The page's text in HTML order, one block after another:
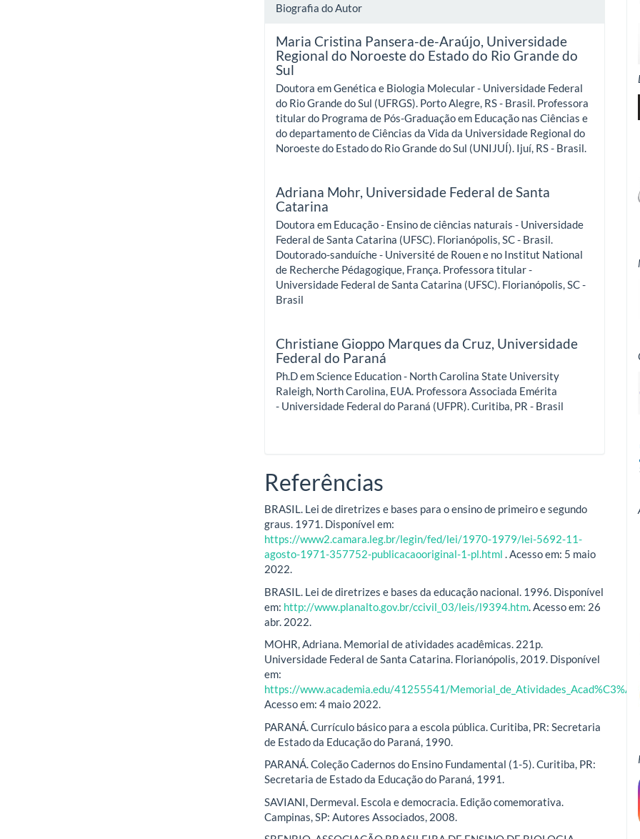
Biografia do Autor
Maria Cristina Pansera-de-Araújo, Universidade
Regional do Noroeste do Estado do Rio Grande do
Sul
Doutora em Genética e Biologia Molecular - Universidade Federal
do Rio Grande do Sul (UFRGS). Porto Alegre, RS - Brasil. Professora
titular do Programa de Pós-Graduação em Educação nas Ciências e
do departamento de Ciências da Vida da Universidade Regional do
Noroeste do Estado do Rio Grande do Sul (UNIJUÍ). Ijuí, RS - Brasil.
Adriana Mohr, Universidade Federal de Santa
Catarina
Doutora em Educação - Ensino de ciências naturais - Universidade
Federal de Santa Catarina (UFSC). Florianópolis, SC - Brasil.
Doutorado-sanduíche - Université de Rouen e no Institut National
de Recherche Pédagogique, França. Professora titular -
Universidade Federal de Santa Catarina (UFSC). Florianópolis, SC -
Brasil
Christiane Gioppo Marques da Cruz, Universidade
Federal do Paraná
Ph.D em Science Education - North Carolina State University
Raleigh, North Carolina, EUA. Professora Associada Emérita
- Universidade Federal do Paraná (UFPR). Curitiba, PR - Brasil
Referências
BRASIL. Lei de diretrizes e bases para o ensino de primeiro e segundo
graus. 1971. Disponível em:
https://www2.camara.leg.br/legin/fed/lei/1970-1979/lei-5692-11-
agosto-1971-357752-publicacaooriginal-1-pl.html . Acesso em: 5 maio
2022.
BRASIL. Lei de diretrizes e bases da educação nacional. 1996. Disponível
em: http://www.planalto.gov.br/ccivil_03/leis/l9394.htm . Acesso em: 26
abr. 2022.
MOHR, Adriana. Memorial de atividades acadêmicas. 221p.
Universidade Federal de Santa Catarina. Florianópolis, 2019. Disponível
em:
https://www.academia.edu/41255541/
Acesso em: 4 maio 2022.
PARANÁ. Currículo básico para a escola pública. Curitiba, PR: Secretaria
de Estado da Educação do Paraná, 1990.
PARANÁ. Coleção Cadernos do Ensino Fundamental (1-5). Curitiba, PR:
Secretaria de Estado da Educação do Paraná, 1991.
SAVIANI, Dermeval. Escola e democracia. Edição comemorativa.
Campinas, SP: Autores Associados, 2008.